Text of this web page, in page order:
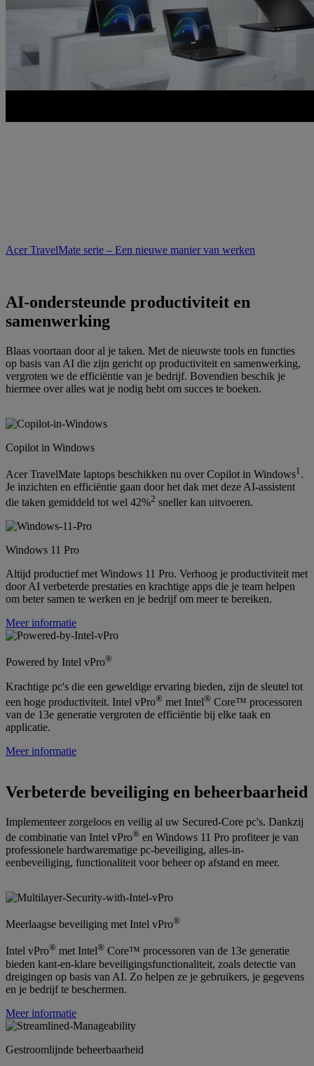
Acer TravelMate serie – Een nieuwe manier van werken
AI-ondersteunde productiviteit en
samenwerking
Blaas voortaan door al je taken. Met de nieuwste tools en functies
op basis van AI die zijn gericht op productiviteit en samenwerking,
vergroten we de efficiëntie van je bedrijf. Bovendien beschik je
hiermee over alles wat je nodig hebt om succes te boeken.
Copilot in Windows
Acer TravelMate laptops beschikken nu over Copilot in Windows1 .
Je inzichten en efficiëntie gaan door het dak met deze AI-assistent
die taken gemiddeld tot wel 42%2 sneller kan uitvoeren.
Windows 11 Pro
Altijd productief met Windows 11 Pro. Verhoog je productiviteit met
door AI verbeterde prestaties en krachtige apps die je team helpen
om beter samen te werken en je bedrijf om meer te bereiken.
Meer informatie
Powered by Intel vPro®
Krachtige pc's die een geweldige ervaring bieden, zijn de sleutel tot
een hoge productiviteit. Intel vPro® met Intel® Core™ processoren
van de 13e generatie vergroten de efficiëntie bij elke taak en
applicatie.
Meer informatie
Verbeterde beveiliging en beheerbaarheid
Implementeer zorgeloos en veilig al uw Secured-Core pc's. Dankzij
de combinatie van Intel vPro® en Windows 11 Pro profiteer je van
professionele hardwarematige pc-beveiliging, alles-in-
eenbeveiliging, functionaliteit voor beheer op afstand en meer.
Meerlaagse beveiliging met Intel vPro®
Intel vPro® met Intel® Core™ processoren van de 13e generatie
bieden kant-en-klare beveiligingsfunctionaliteit, zoals detectie van
dreigingen op basis van AI. Zo helpen ze je gebruikers, je gegevens
en je bedrijf te beschermen.
Meer informatie
Gestroomlijnde beheerbaarheid